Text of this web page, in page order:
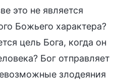
это не является
Божьего характера?
цель Бога, когда он
Бог отправляет
злодеяния